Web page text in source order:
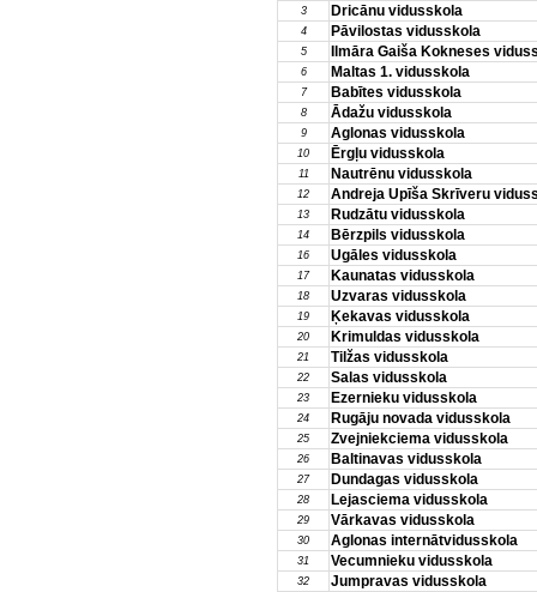
3 Dricānu vidusskola
4 Pāvilostas vidusskola
5 Ilmāra Gaiša Kokneses
6 Maltas 1. vidusskola
7 Babītes vidusskola
8 Ādažu vidusskola
9 Aglonas vidusskola
10 Ērgļu vidusskola
11 Nautrēnu vidusskola
12 Andreja Upīša Skrīveru
13 Rudzātu vidusskola
14 Bērzpils vidusskola
16 Ugāles vidusskola
17 Kaunatas vidusskola
18 Uzvaras vidusskola
19 Ķekavas vidusskola
20 Krimuldas vidusskola
21 Tilžas vidusskola
22 Salas vidusskola
23 Ezernieku vidusskola
24 Rugāju novada vidusskola
25 Zvejniekciema vidusskola
26 Baltinavas vidusskola
27 Dundagas vidusskola
28 Lejasciema vidusskola
29 Vārkavas vidusskola
30 Aglonas internātvidusskola
31 Vecumnieku vidusskola
32 Jumpravas vidusskola